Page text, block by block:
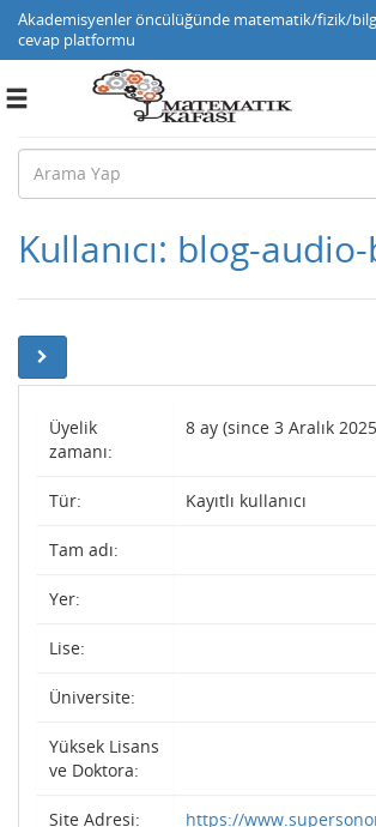
Akademisyenler öncülüğünde matematik/fizik/
cevap platformu
Toggle
Kullanıcı: blog-
Üyelik
zamanı:
8 ay (since 3 Aralık
Tür: Kayıtlı kullanıcı
Tam adı:
Yer:
Lise:
Üniversite:
Yüksek Lisans
ve Doktora:
Site Adresi: https://